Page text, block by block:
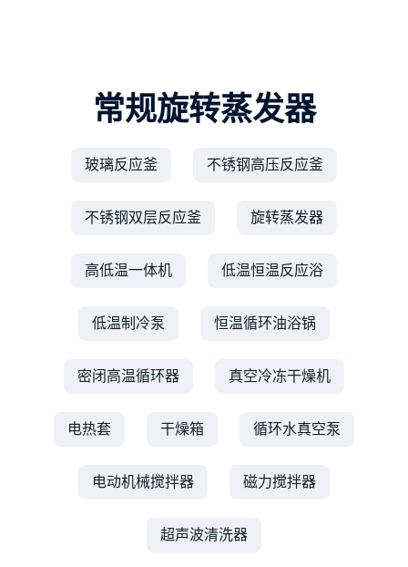
常规旋转蒸发器
玻璃反应釜 不锈钢高压反应釜
不锈钢双层反应釜 旋转蒸发器
高低温一体机 低温恒温反应浴
低温制冷泵 恒温循环油浴锅
密闭高温循环器 真空冷冻干燥机
电热套 干燥箱 循环水真空泵
电动机械搅拌器 磁力搅拌器
超声波清洗器